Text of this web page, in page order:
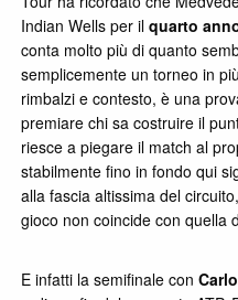
Indian Wells per ilquarto
conta molto più di quanto
semplicemente un torneo in
rimbalzi e contesto, è una
premiare chi sa costruire il
riesce a piegare il match al
stabilmente fino in fondo qui
alla fascia altissima del
gioco non coincide con quella
E infatti la semifinale con